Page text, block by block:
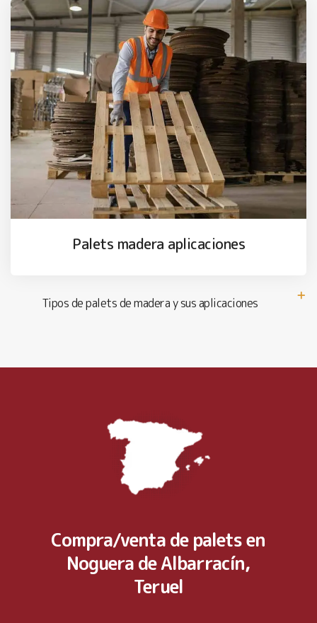
Palets madera aplicaciones
Tipos de palets de madera y sus aplicaciones
Compra/venta de palets en
Noguera de Albarracín,
Teruel